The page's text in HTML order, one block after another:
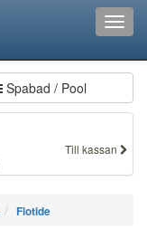
Spabad / Pool
Till kassan
Flotide